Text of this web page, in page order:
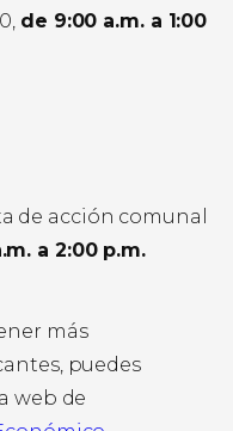
de 9:00 a.m. a 1:00
de acción comunal
a 2:00 p.m.
más
puedes
web de